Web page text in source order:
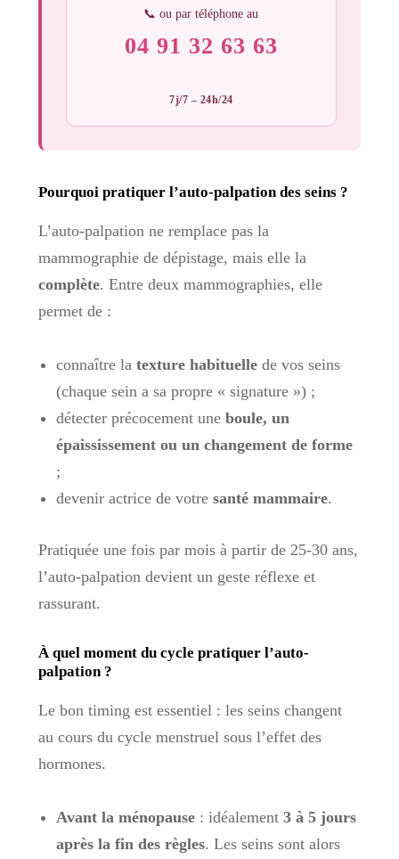
📞 ou par téléphone au
04 91 32 63 63
7j/7 – 24h/24
Pourquoi pratiquer l’auto-palpation des seins ?
L’auto-palpation ne remplace pas la
mammographie de dépistage, mais elle la
complète. Entre deux mammographies, elle
permet de :
connaître la texture habituellede vos seins
(chaque sein a sa propre « signature ») ;
détecter précocement une boule, un
épaississement ou un changement de forme
;
devenir actrice de votre santé mammaire.
Pratiquée une fois par mois à partir de 25-30 ans,
l’auto-palpation devient un geste réflexe et
rassurant.
À quel moment du cycle pratiquer l’auto-
palpation ?
Le bon timing est essentiel : les seins changent
au cours du cycle menstruel sous l’effet des
hormones.
Avant la ménopause: idéalement 3 à 5 jours
après la fin des règles. Les seins sont alors